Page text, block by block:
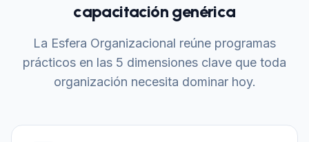
capacitación genérica
La Esfera Organizacional reúne programas
prácticos en las 5 dimensiones clave que toda
organización necesita dominar hoy.